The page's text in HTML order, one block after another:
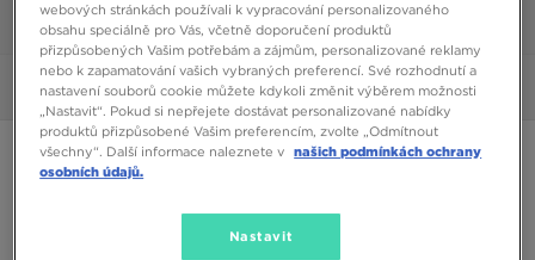
Obrázky 360°
ONLY AT JD
webových stránkách používali k vypracování personalizovaného
obsahu speciálně pro Vás, včetně doporučení produktů
přizpůsobených Vašim potřebám a zájmům, personalizované reklamy
nebo k zapamatování vašich vybraných preferencí. Své rozhodnutí a
nastavení souborů cookie můžete kdykoli změnit výběrem možnosti
„Nastavit“. Pokud si nepřejete dostávat personalizované nabídky
produktů přizpůsobené Vašim preferencím, zvolte „Odmítnout
všechny“. Další informace naleznete v našich podmínkách ochrany
osobních údajů.
Nastavit